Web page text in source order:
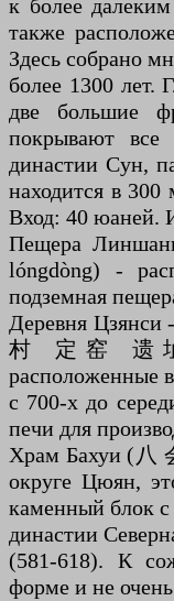
к более
также
Здесь собрано
более 1300 лет.
две большие
покрывают все
династии Сун,
находится в 300
Вход: 40 юаней.
Пещера
lóngdòng) -
подземная
Деревня
村 定窑 遗址
расположенные
с 700-х до
печи для
Храм Бахуи (八
округе Цюян,
каменный блок
династии
(581-618). К
форме и не очень